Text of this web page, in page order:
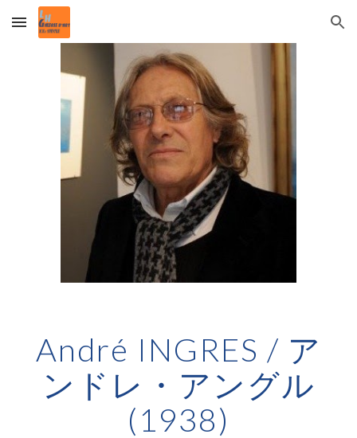
Skip to main content Skip to navigation
André INGRES / ア
ンドレ・アングル
(1938)